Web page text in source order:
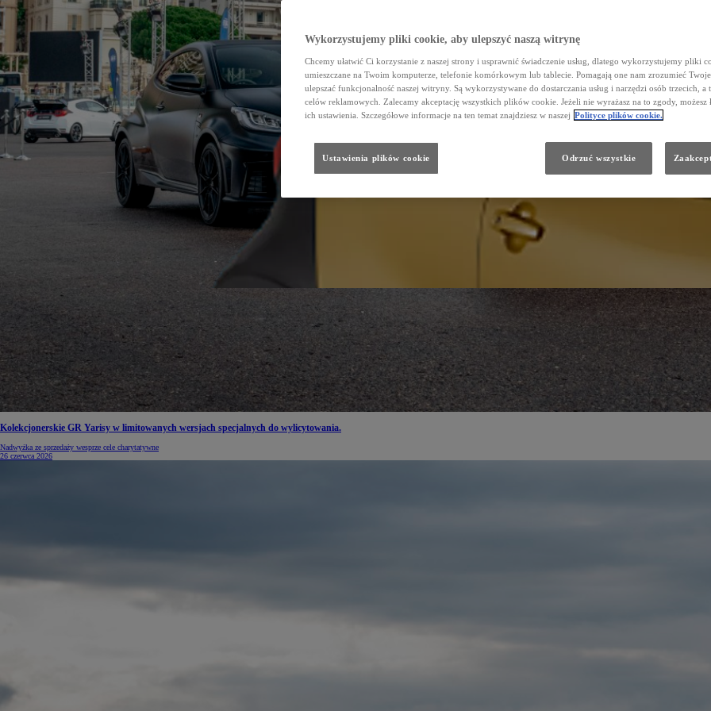
Kolekcjonerskie GR Yarisy w limitowanych wersjach specjalnych do wylicytowania.
Nadwyżka ze sprzedaży wesprze cele charytatywne
26 czerwca 2026
Wykorzystujemy pliki cookie, aby ulepszyć naszą witrynę
Chcemy ułatwić Ci korzystanie z naszej strony i usprawnić świadczenie usług, dlatego wykorzystujemy pliki
umieszczane na Twoim komputerze, telefonie komórkowym lub tablecie. Pomagają one nam zrozumieć
ulepszać funkcjonalność naszej witryny. Są wykorzystywane do dostarczania usług i narzędzi osób trzecich, a
celów reklamowych. Zalecamy akceptację wszystkich plików cookie. Jeżeli nie wyrażasz na to zgody, możesz
ich ustawienia. Szczegółowe informacje na ten temat znajdziesz w naszej Polityce plików cookie.
Odrzuć wszystkie
Ustawienia plików cookie